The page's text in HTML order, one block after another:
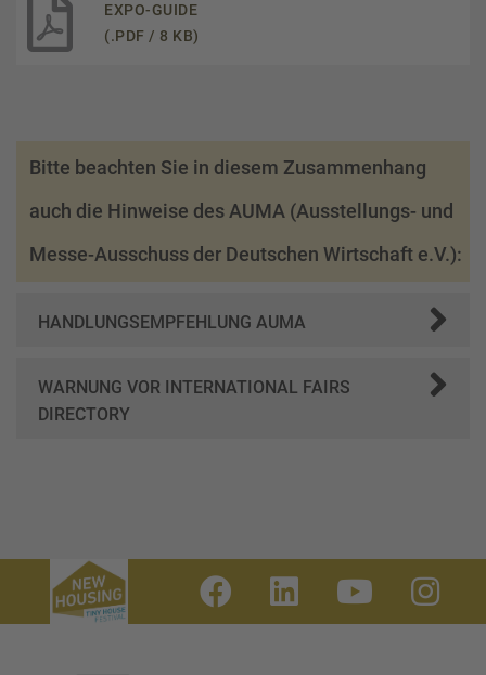
EXPO-GUIDE
(.PDF / 8 KB)
Bitte beachten Sie in diesem Zusammenhang
auch die Hinweise des AUMA (Ausstellungs- und
Messe-Ausschuss der Deutschen Wirtschaft e.V.):
HANDLUNGSEMPFEHLUNG AUMA
WARNUNG VOR INTERNATIONAL FAIRS
DIRECTORY